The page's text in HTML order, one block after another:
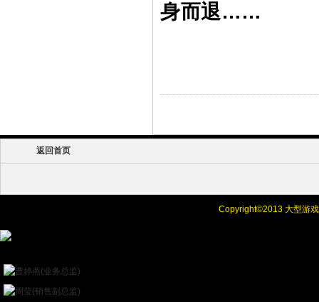
身而退……
返回首页
Copyright©2013 大型游